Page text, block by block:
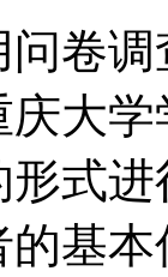
卷
大
式
基